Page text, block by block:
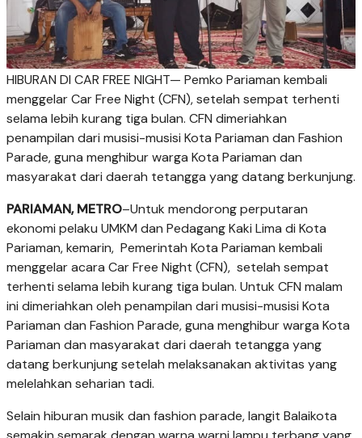
HIBURAN DI CAR FREE NIGHT— Pemko Pariaman kembali
menggelar Car Free Night (CFN), setelah sempat terhenti
selama lebih kurang tiga bulan. CFN dimeriahkan
penampilan dari musisi-musisi Kota Pariaman dan Fashion
Parade, guna menghibur warga Kota Pariaman dan
masyarakat dari daerah tetangga yang datang berkunjung.
PARIAMAN, METRO–Untuk mendorong perputaran
ekonomi pelaku UMKM dan Pedagang Kaki Lima di Kota
Pariaman, kemarin, Pemerintah Kota Pariaman kembali
meng­gelar acara Car Free Night (CFN), setelah sempat
terhenti selama lebih kurang tiga bulan. Untuk CFN ma­lam
ini dimeriahkan oleh penampilan dari musisi-musisi Kota
Pariaman dan Fashion Parade, guna meng­hibur warga Kota
Pa­riaman dan masyarakat dari daerah tetangga yang
datang berkunjung setelah melaksanakan aktivitas yang
melelahkan seharian tadi.
Selain hiburan musik dan fashion parade, langit Balaikota